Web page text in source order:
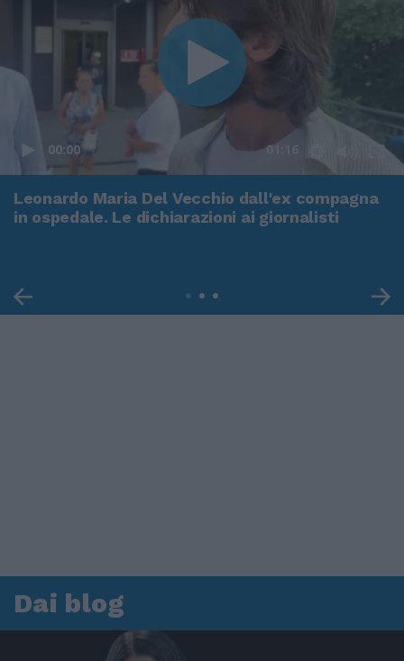
00:00 01:16
Leonardo Maria Del Vecchio dall'ex compagna
in ospedale. Le dichiarazioni ai giornalisti
Dai blog